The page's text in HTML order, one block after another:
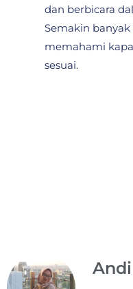
dan berbicara
Semakin
memahami
sesuai.